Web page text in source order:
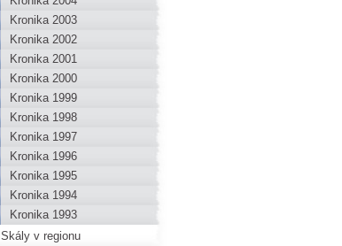
Kronika 2003
Kronika 2002
Kronika 2001
Kronika 2000
Kronika 1999
Kronika 1998
Kronika 1997
Kronika 1996
Kronika 1995
Kronika 1994
Kronika 1993
Skály v regionu